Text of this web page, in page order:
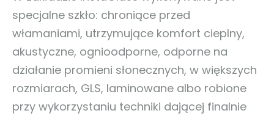
specjalne szkło: chroniące przed
włamaniami, utrzymujące komfort cieplny,
akustyczne, ognioodporne, odporne na
działanie promieni słonecznych, w większych
rozmiarach, GLS, laminowane albo robione
przy wykorzystaniu techniki dającej finalnie